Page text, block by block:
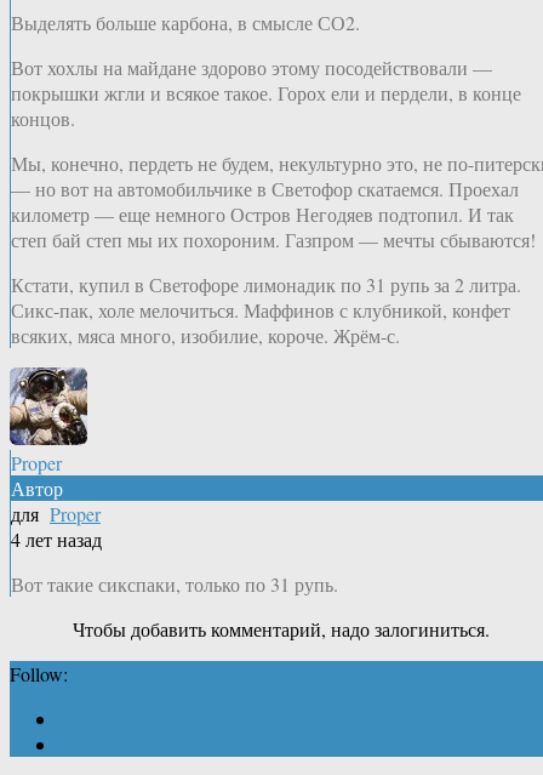
Выделять больше карбона, в смысле СО2.
Вот хохлы на майдане здорово этому посодействовали —
покрышки жгли и всякое такое. Горох ели и пердели, в конце
концов.
Мы, конечно, пердеть не будем, некультурно это, не по-
— но вот на автомобильчике в Светофор скатаемся. Проехал
километр — еще немного Остров Негодяев подтопил. И так
степ бай степ мы их похороним. Газпром — мечты сбываются!
Кстати, купил в Светофоре лимонадик по 31 рупь за 2 литра.
Сикс-пак, холе мелочиться. Маффинов с клубникой, конфет
всяких, мяса много, изобилие, короче. Жрём-с.
Proper
Автор
для Proper
4 лет назад
Вот такие сикспаки, только по 31 рупь.
Чтобы добавить комментарий, надо залогиниться.
Follow: